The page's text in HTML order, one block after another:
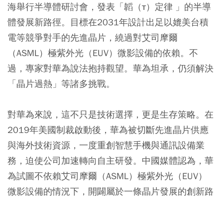
海舉行半導體研討會，發表「韜（τ）定律 」的半導
體發展新路徑。目標在2031年設計出足以媲美台積
電等競爭對手的先進晶片，繞過對艾司摩爾
（ASML）極紫外光（EUV）微影設備的依賴。不
過，專家對華為說法抱持觀望。華為坦承，仍須解決
「晶片過熱」等諸多挑戰。
對華為來說，這不只是技術選擇，更是生存策略。在
2019年美國制裁啟動後，華為被切斷先進晶片供應
與海外技術資源，一度重創智慧手機與通訊設備業
務，迫使公司加速轉向自主研發。中國媒體認為，華
為試圖不依賴艾司摩爾（ASML）極紫外光（EUV）
微影設備的情況下，開闢屬於一條晶片發展的創新路